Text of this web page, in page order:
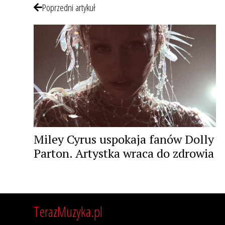
Poprzedni artykuł
Miley Cyrus uspokaja fanów Dolly
Parton. Artystka wraca do zdrowia
TerazMuzyka.pl